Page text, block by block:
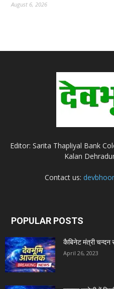
August 6, 2026
Editor: Sarita Thapliyal Bank
Kalan
Contact us:
POPULAR POSTS
कैबिनेट मंत्री चन्दन
April 26, 2023